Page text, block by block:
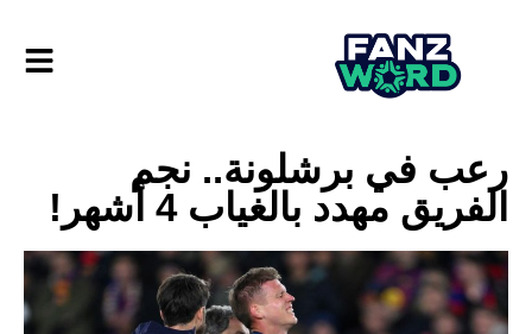
رعب في برشلونة.. نجم
الفريق مهدد بالغياب 4 أشهر!